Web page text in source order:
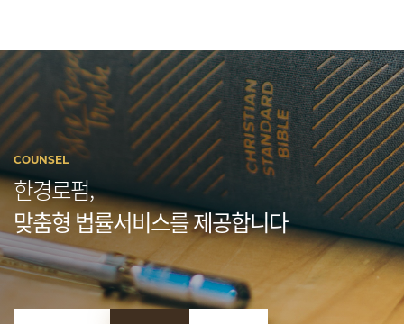
COUNSEL
한경로펌,
맞춤형 법률서비스를 제공합니다